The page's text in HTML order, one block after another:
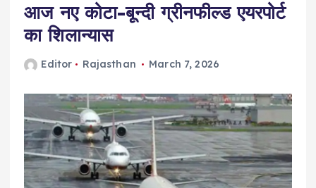
आज नए कोटा-बून्दी ग्रीनफील्ड एयरपोर्ट
का शिलान्यास
Editor Rajasthan March 7, 2026